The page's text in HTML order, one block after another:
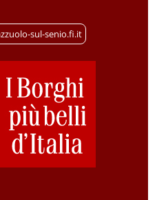
sul-senio.fi.it